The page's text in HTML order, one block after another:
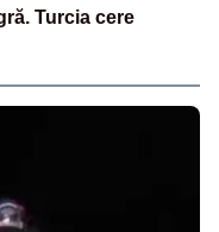
Turcia cere